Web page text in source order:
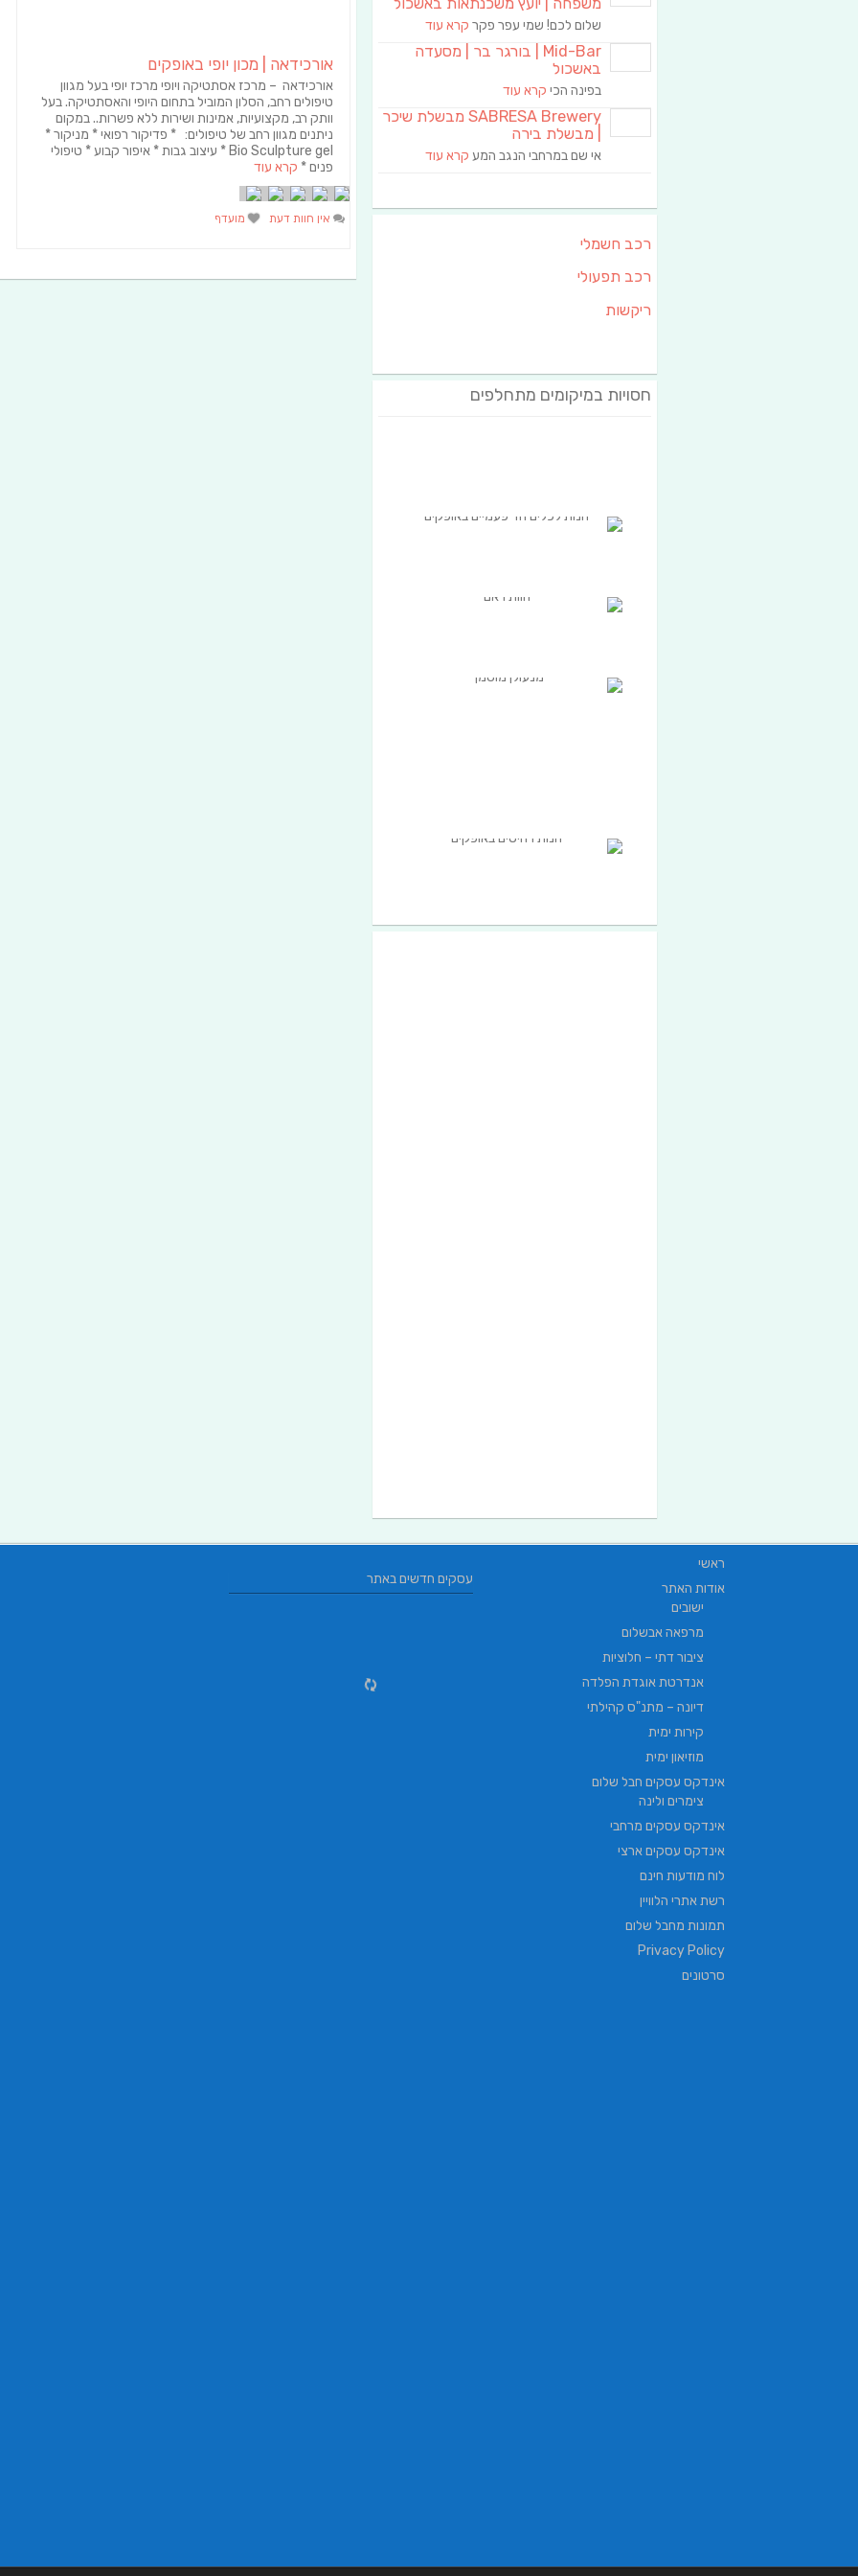
אורכידאה | מכון יופי באופקים
אורכידאה – מרכז אסתטיקה ויופי מרכז יופי בעל מגוון
טיפולים רחב, הסלון המוביל בתחום היופי והאסתטיקה. בעל
וותק רב, מקצועיות, אמינות ושירות ללא פשרות.. במקום
ניתנים מגוון רחב של טיפולים: * פדיקור רפואי * מניקור *
Bio Sculpture gel * עיצוב גבות * איפור קבוע * טיפולי
פנים * קרא עוד
אין חוות דעת מועדף
שלום לכם! שמי עפר פקר קרא עוד
Mid-Bar | בורגר בר | מסעדה
באשכול
בפינה הכי קרא עוד
SABRESA Brewery מבשלת שיכר
| מבשלת בירה
אי שם במרחבי הנגב המע קרא עוד
רכב חשמלי
רכב תפעולי
ריקשות
חסויות במיקומים מתחלפים
עסקים חדשים באתר
ראשי
אודות האתר
ישובים
מרפאה אבשלום
ציבור דתי – חלוציות
אנדרטת אוגדת הפלדה
דיונה – מתנ"ס קהילתי
קירות ימית
מוזיאון ימית
אינדקס עסקים חבל שלום
צימרים ולינה
אינדקס עסקים מרחבי
אינדקס עסקים ארצי
לוח מודעות חינם
רשת אתרי הלוויין
תמונות מחבל שלום
Privacy Policy
סרטונים